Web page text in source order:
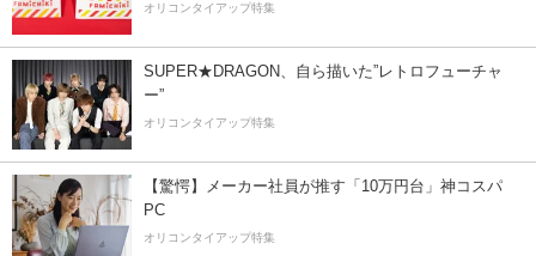
オリコンタイアップ特集
SUPER★DRAGON、自ら描いた”レトロフューチャ
ー”
オリコンタイアップ特集
【驚愕】メーカー社員が推す「10万円台」神コスパ
PC
オリコンタイアップ特集